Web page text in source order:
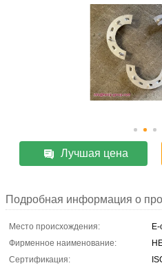
Лучшая цена
Подробная информация о
Место происхождения:
E-
Фирменное наименование:
Сертификация: